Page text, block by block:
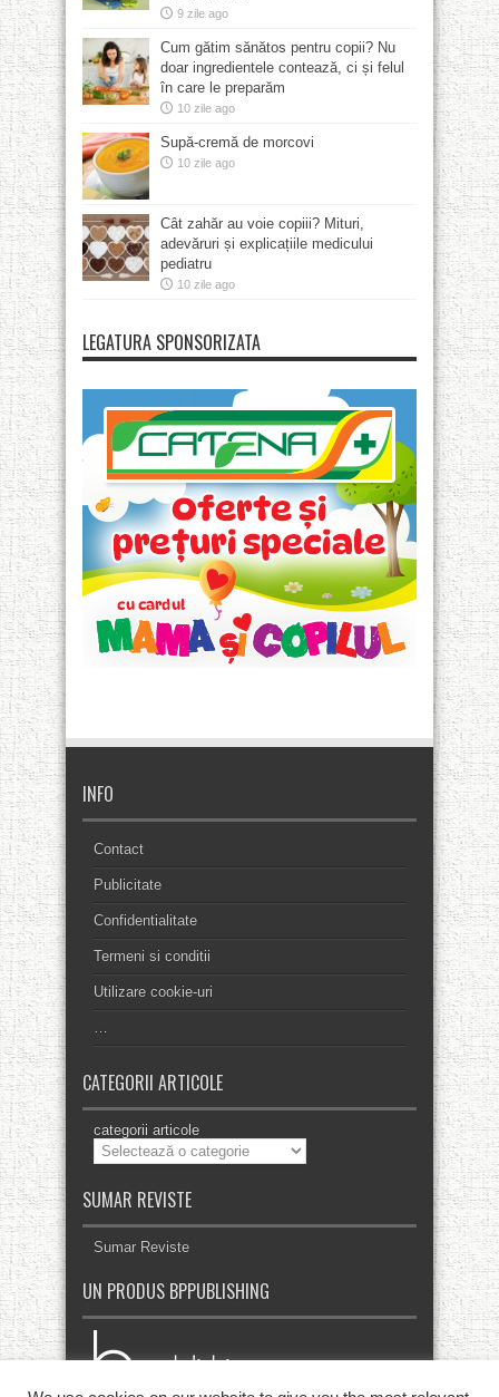
9 zile ago
Cum gătim sănătos pentru copii? Nu
doar ingredientele contează, ci și felul
în care le preparăm
10 zile ago
Supă-cremă de morcovi
10 zile ago
Cât zahăr au voie copiii? Mituri,
adevăruri și explicațiile medicului
pediatru
10 zile ago
LEGATURA SPONSORIZATA
INFO
Contact
Publicitate
Confidentialitate
Termeni si conditii
Utilizare cookie-uri
…
CATEGORII ARTICOLE
categorii articole
SUMAR REVISTE
Sumar Reviste
UN PRODUS BPPUBLISHING